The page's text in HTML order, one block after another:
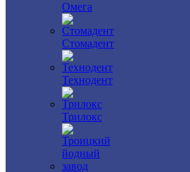
Омега
Стомадент
Технодент
Трилокс